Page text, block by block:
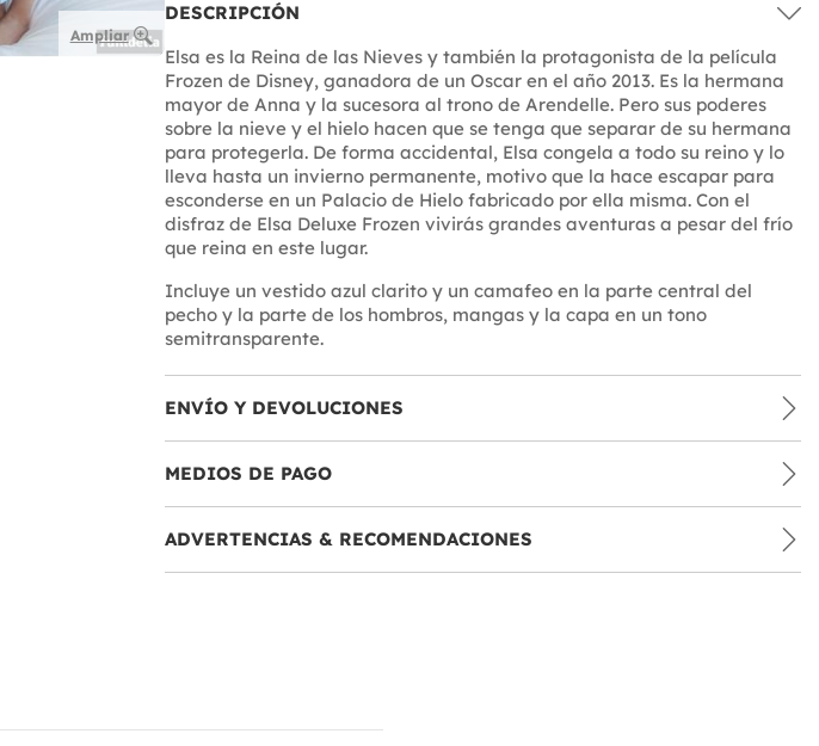
Ampliar
DESCRIPCIÓN
Elsa es la Reina de las Nieves y también la protagonista de la película
Frozen de Disney, ganadora de un Oscar en el año 2013. Es la hermana
mayor de Anna y la sucesora al trono de Arendelle. Pero sus poderes
sobre la nieve y el hielo hacen que se tenga que separar de su hermana
para protegerla. De forma accidental, Elsa congela a todo su reino y lo
lleva hasta un invierno permanente, motivo que la hace escapar para
esconderse en un Palacio de Hielo fabricado por ella misma. Con el
disfraz de Elsa Deluxe Frozen vivirás grandes aventuras a pesar del frío
que reina en este lugar.
Incluye un vestido azul clarito y un camafeo en la parte central del
pecho y la parte de los hombros, mangas y la capa en un tono
semitransparente.
ENVÍO Y DEVOLUCIONES
MEDIOS DE PAGO
ADVERTENCIAS & RECOMENDACIONES